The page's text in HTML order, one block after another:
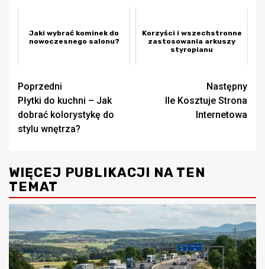
Jaki wybrać kominek do
nowoczesnego salonu?
Korzyści i wszechstronne
zastosowania arkuszy
styropianu
Zobacz
wpisy
Poprzedni
Płytki do kuchni – Jak
dobrać kolorystykę do
stylu wnętrza?
Następny
Ile Kosztuje Strona
Internetowa
WIĘCEJ PUBLIKACJI NA TEN
TEMAT